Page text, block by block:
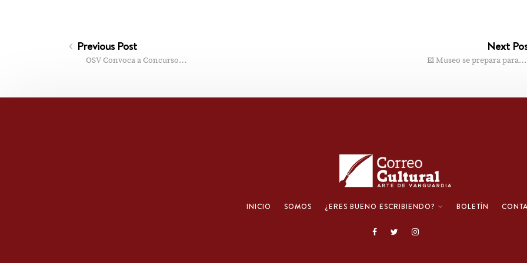
Previous Post
OSV Convoca a Concurso…
Next
El Museo se prepara para…
INICIO SOMOS ¿ERES BUENO ESCRIBIENDO? BOLETÍN